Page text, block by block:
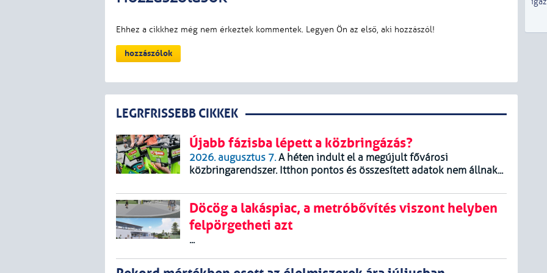
LEGRFRISSEBB CIKKEK
Újabb fázisba lépett a közbringázás?
2026. augusztus 7.A héten indult el a megújult fővárosi
közbringarendszer. Itthon pontos és összesített adatok nem állnak...
Döcög a lakáspiac, a metróbővítés viszont helyben
felpörgetheti azt
...